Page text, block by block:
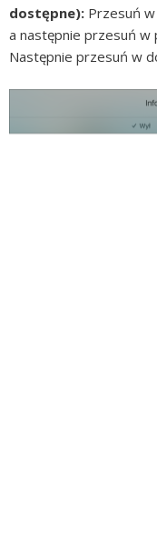
dostępne): Przesuń
a następnie przesuń w
Następnie przesuń w